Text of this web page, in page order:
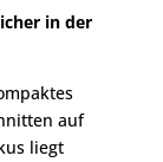
in der
auf
liegt